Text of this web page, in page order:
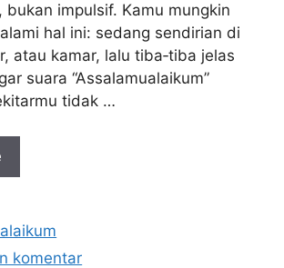
bukan impulsif. Kamu mungkin
hal ini: sedang sendirian di
atau kamar, lalu tiba‑tiba jelas
suara “Assalamualaikum”
tidak …
komentar